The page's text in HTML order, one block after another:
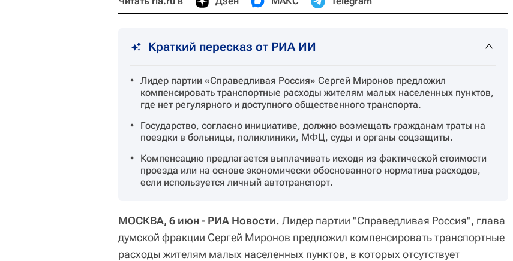
Краткий пересказ от РИА ИИ
Лидер партии «Справедливая Россия» Сергей Миронов предложил
компенсировать транспортные расходы жителям малых населенных пунктов,
где нет регулярного и доступного общественного транспорта.
Государство, согласно инициативе, должно возмещать гражданам траты на
поездки в больницы, поликлиники, МФЦ, суды и органы соцзащиты.
Компенсацию предлагается выплачивать исходя из фактической стоимости
проезда или на основе экономически обоснованного норматива расходов,
если используется личный автотранспорт.
МОСКВА, 6 июн - РИА Новости. Лидер партии "Справедливая Россия", глава
думской фракции Сергей Миронов предложил компенсировать транспортные
расходы жителям малых населенных пунктов, в которых отсутствует